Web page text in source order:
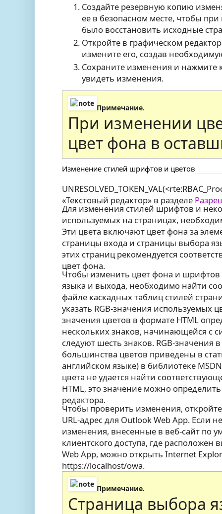
Создайте резервную копию
ее в безопасном месте, чтобы
было восстановить исходные
Откройте в графическом
измените его, создав
Сохраните изменения и нажмите
увидеть изменения.
Примечание.
При изменении
цвет фона в
Изменение стилей шрифтов и цветов
«Текстовый редактор» в разделе
Для изменения стилей шрифтов и
используемых на страницах,
Эти цвета включают цвет фона за
страницы входа и страницы выбора
этих страниц рекомендуется
цвет фона.
Чтобы изменить цвет фона и шрифтов
языка и выхода, необходимо найти
файле каскадных таблиц стилей
указать RGB-значения используемых
значения цветов в формате HTML
нескольких знаков, начинающейся с
следуют шесть знаков. RGB-значения
большинства цветов приведены в
английском языке) в библиотеке
цвета не удается найти
HTML, это значение можно
редактора.
Чтобы проверить изменения,
URL-адрес для Outlook Web App. Если
изменения, внесенные в веб-сайт по
клиентского доступа, где расположен
Web App, можно открыть Internet
https://localhost/owa.
Примечание.
Страница выбора